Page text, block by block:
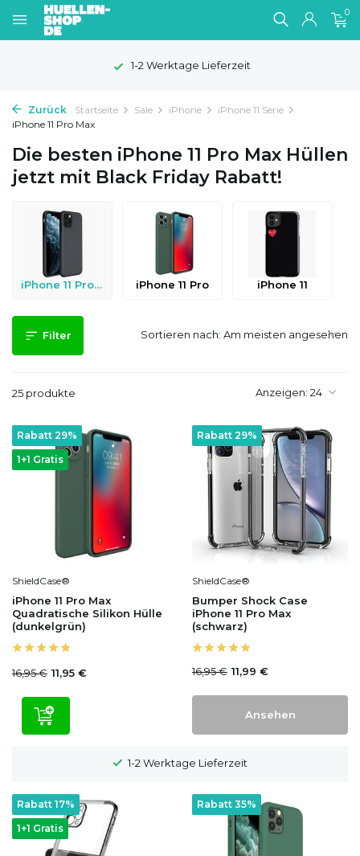
0
100 Tage
Zurück Startseite Sale iPhone
iPhone 11 Serie
iPhone 11 Pro Max
Die besten iPhone 11 Pro Max Hüllen
jetzt mit Black Friday Rabatt!
iPhone 11 Pro Max iPhone 11 Pro iPhone 11
Filter
25 produkte Anzeigen:
Sortieren nach:
1+1 Gratis
Rabatt 29%
ShieldCase®
iPhone 11 Pro Max
Quadratische Silikon Hülle
(dunkelgrün)
16,95 € 11,95 €
Rabatt 29%
ShieldCase®
Bumper Shock Case
iPhone 11 Pro Max
(schwarz)
16,95 € 11,99 €
Ansehen
100 Tage Widerrufsrecht
1+1 Gratis
Rabatt 17% Rabatt 35%